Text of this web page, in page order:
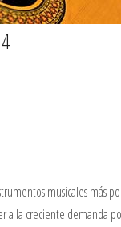
musicales más
a la creciente demanda